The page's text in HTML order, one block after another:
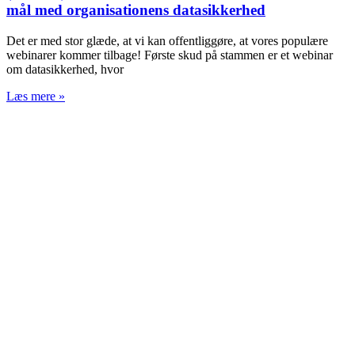
mål med organisationens datasikkerhed
Det er med stor glæde, at vi kan offentliggøre, at vores populære
webinarer kommer tilbage! Første skud på stammen er et webinar
om datasikkerhed, hvor
Læs mere »